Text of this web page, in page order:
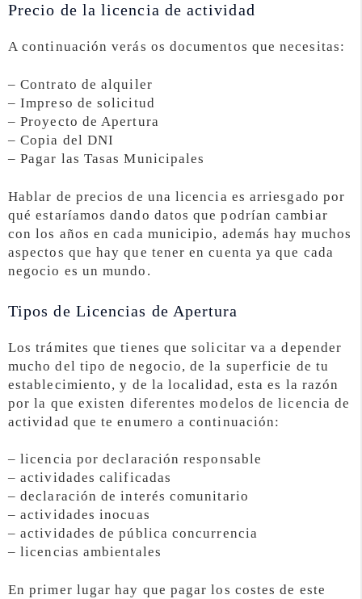
Precio de la licencia de actividad
A continuación verás os documentos que necesitas:
– Contrato de alquiler
– Impreso de solicitud
– Proyecto de Apertura
– Copia del DNI
– Pagar las Tasas Municipales
Hablar de precios de una licencia es arriesgado por
qué estaríamos dando datos que podrían cambiar
con los años en cada municipio, además hay muchos
aspectos que hay que tener en cuenta ya que cada
negocio es un mundo.
Tipos de Licencias de Apertura
Los trámites que tienes que solicitar va a depender
mucho del tipo de negocio, de la superficie de tu
establecimiento, y de la localidad, esta es la razón
por la que existen diferentes modelos de licencia de
actividad que te enumero a continuación:
– licencia por declaración responsable
– actividades calificadas
– declaración de interés comunitario
– actividades inocuas
– actividades de pública concurrencia
– licencias ambientales
En primer lugar hay que pagar los costes de este